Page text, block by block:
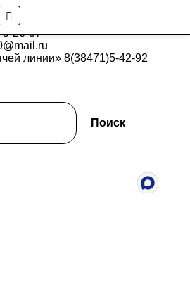
5-26-37
линии» 8(38471)5-42-92
Поиск